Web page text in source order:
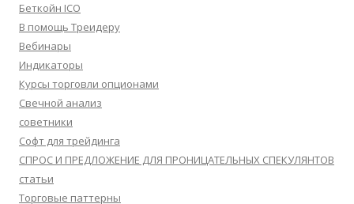
Беткойн ICO
В помощь Треидеру
Вебинары
Индикаторы
Курсы торговли опционами
Свечной анализ
советники
Софт для трейдинга
СПРОС И ПРЕДЛОЖЕНИЕ ДЛЯ ПРОНИЦАТЕЛЬНЫХ СПЕКУЛЯНТОВ
статьи
Торговые паттерны